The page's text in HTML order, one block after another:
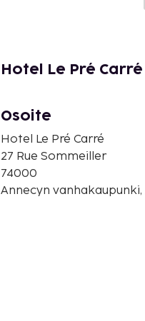
Hotel Le Pré
Osoite
Hotel Le Pré Carré
27 Rue Sommeiller
74000
Annecyn vanhakaupunki,